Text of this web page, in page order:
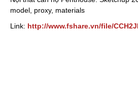
model, proxy, materials
Link: http://www.fshare.vn/file/